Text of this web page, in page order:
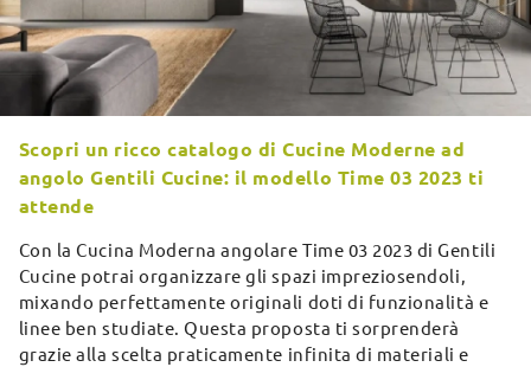
Scopri un ricco catalogo di Cucine Moderne ad
angolo Gentili Cucine: il modello Time 03 2023 ti
attende
Con la Cucina Moderna angolare Time 03 2023 di Gentili
Cucine potrai organizzare gli spazi impreziosendoli,
mixando perfettamente originali doti di funzionalità e
linee ben studiate. Questa proposta ti sorprenderà
grazie alla scelta praticamente infinita di materiali e